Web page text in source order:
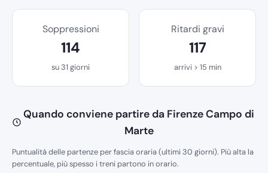
Soppressioni
114
su 31 giorni
Ritardi gravi
117
arrivi > 15 min
Quando conviene partire da Firenze Campo di
Marte
Puntualità delle partenze per fascia oraria (ultimi 30 giorni). Più alta la
percentuale, più spesso i treni partono in orario.